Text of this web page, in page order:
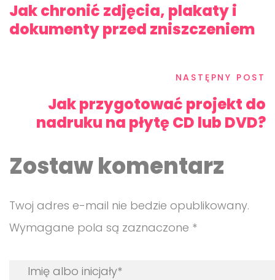
Jak chronić zdjęcia, plakaty i
dokumenty przed zniszczeniem
NASTĘPNY POST
Jak przygotować projekt do
nadruku na płytę CD lub DVD?
Zostaw komentarz
Twoj adres e-mail nie bedzie opublikowany.
Wymagane pola są zaznaczone *